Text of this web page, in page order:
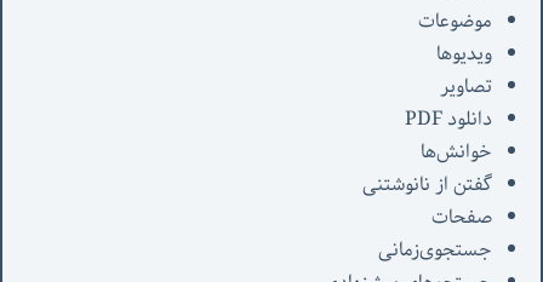
موضوعات
ویدیوها
تصاویر
دانلود PDF
خوانش‌ها
گفتن از نانوشتنی
صفحات
جستجوی‌زمانی